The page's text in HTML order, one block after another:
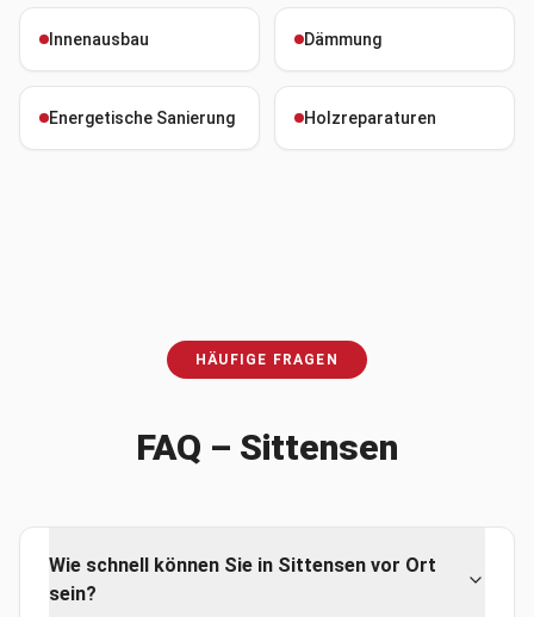
Innenausbau Dämmung
Energetische Sanierung Holzreparaturen
HÄUFIGE FRAGEN
FAQ – Sittensen
Wie schnell können Sie in Sittensen vor Ort
sein?